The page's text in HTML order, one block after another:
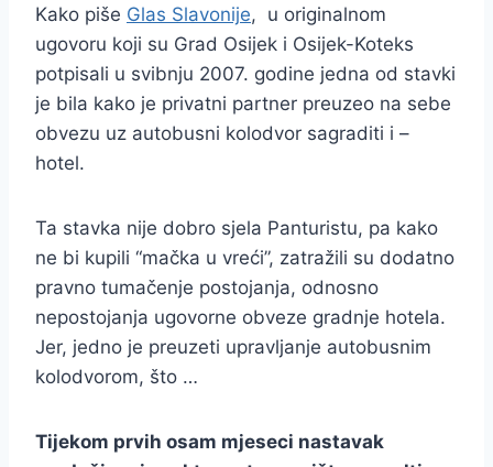
Kako piše Glas Slavonije, u originalnom
ugovoru koji su Grad Osijek i Osijek-Koteks
potpisali u svibnju 2007. godine jedna od stavki
je bila kako je privatni partner preuzeo na sebe
obvezu uz autobusni kolodvor sagraditi i –
hotel.
Ta stavka nije dobro sjela Panturistu, pa kako
ne bi kupili “mačka u vreći”, zatražili su dodatno
pravno tumačenje postojanja, odnosno
nepostojanja ugovorne obveze gradnje hotela.
Jer, jedno je preuzeti upravljanje autobusnim
kolodvorom, što …
Tijekom prvih osam mjeseci nastavak